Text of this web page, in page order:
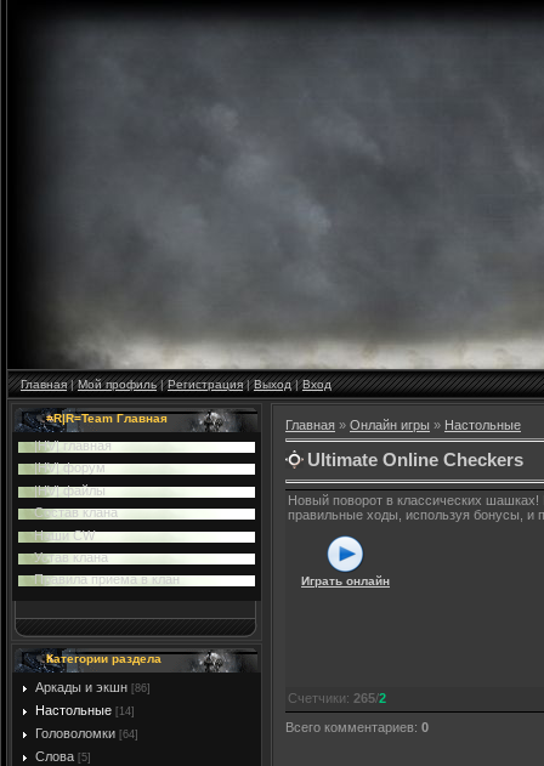
Главная|Мой профиль|Регистрация|Выход|Вход
=R|R=Team Главная
|HV| главная
|HV| форум
|HV| файлы
Cостав клана
Наши CW
Устав клана
Правила приема в клан
Категории раздела
Аркады и экшн [86]
Настольные [14]
Головоломки [64]
Слова [5]
Главная » Онлайн игры » Настольные
Ultimate Online Checkers
Новый поворот в классических
правильные ходы, используя бонусы, и
Играть онлайн
Счетчики: 265/2
Всего комментариев: 0